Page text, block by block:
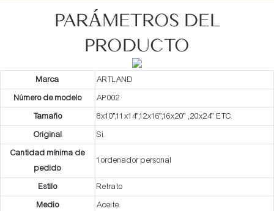
PARÁMETROS DEL
PRODUCTO
Marca
ARTLAND
Número de modelo
AP002
Tamaño
8x10”,11x14”,12x16”,16x20” ,20x24” ETC.
Original
Sí.
Cantidad mínima de
pedido
1ordenador personal
Estilo
Retrato
Medio
Aceite